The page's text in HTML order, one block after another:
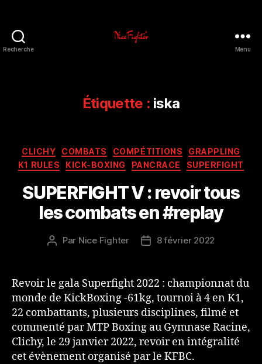
Recherche Menu
Étiquette : iska
Catégories
CLICHY COMBATS COMPÉTITIONS
GRAPPLING
K1 RULES
KICK-BOXING PANCRACE SUPERFIGHT
SUPERFIGHT V : revoir tous
les combats en #replay
Auteur
Par Nice Fighter
Date8 février 2022
Revoir le gala Superfight 2022 : championnat du
monde de KickBoxing -61kg, tournoi à 4 en K1,
22 combattants, plusieurs disciplines, filmé et
commenté par MTP Boxing au Gymnase Racine,
Clichy, le 29 janvier 2022, revoir en intégralité
cet évènement organisé par le KFBC.